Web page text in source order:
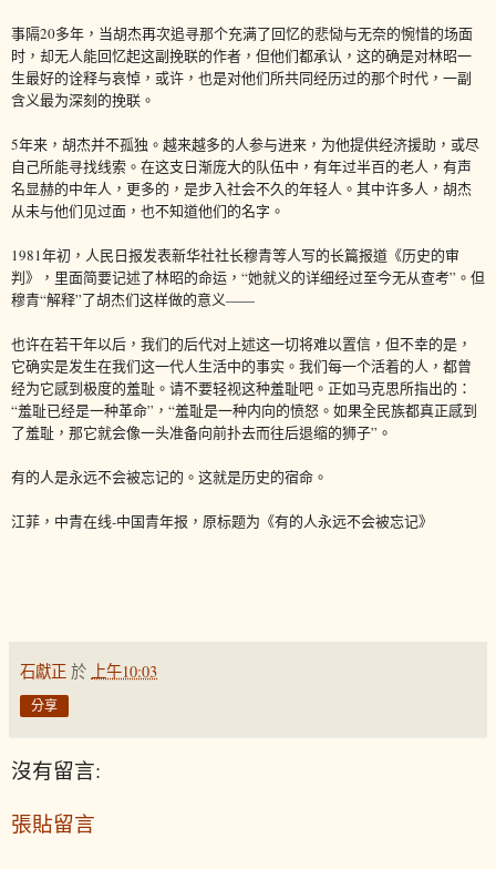
事隔20多年，当胡杰再次追寻那个充满了回忆的悲恸与无奈的惋惜的场面
时，却无人能回忆起这副挽联的作者，但他们都承认，这的确是对林昭一
生最好的诠释与哀悼，或许，也是对他们所共同经历过的那个时代，一副
含义最为深刻的挽联。
5年来，胡杰并不孤独。越来越多的人参与进来，为他提供经济援助，或尽
自己所能寻找线索。在这支日渐庞大的队伍中，有年过半百的老人，有声
名显赫的中年人，更多的，是步入社会不久的年轻人。其中许多人，胡杰
从未与他们见过面，也不知道他们的名字。
1981年初，人民日报发表新华社社长穆青等人写的长篇报道《历史的审
判》，里面简要记述了林昭的命运，“她就义的详细经过至今无从查考”。但
穆青“解释”了胡杰们这样做的意义——
也许在若干年以后，我们的后代对上述这一切将难以置信，但不幸的是，
它确实是发生在我们这一代人生活中的事实。我们每一个活着的人，都曾
经为它感到极度的羞耻。请不要轻视这种羞耻吧。正如马克思所指出的：
“羞耻已经是一种革命”，“羞耻是一种内向的愤怒。如果全民族都真正感到
了羞耻，那它就会像一头准备向前扑去而往后退缩的狮子”。
有的人是永远不会被忘记的。这就是历史的宿命。
江菲，中青在线-中国青年报，原标题为《有的人永远不会被忘记》
石獻正 於 上午10:03
分享
沒有留言:
張貼留言